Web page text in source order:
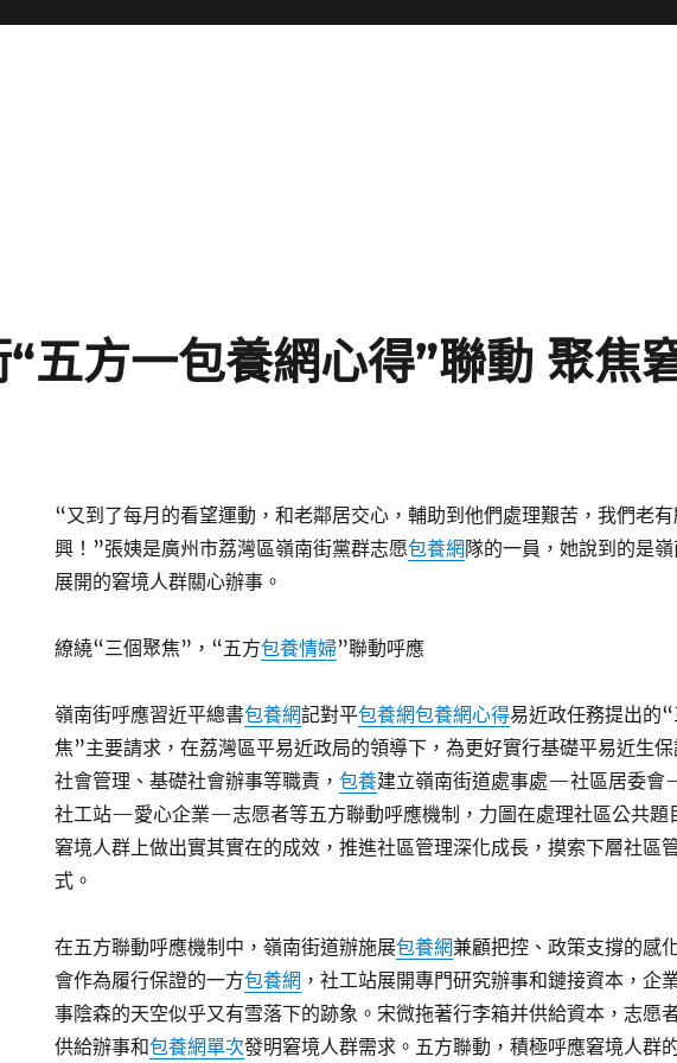
五方一包養網心得”聯動 聚焦
“又到了每月的看望運動，和老鄰居交心，輔助到他們處理艱苦，我們老
興！”張姨是廣州市荔灣區嶺南街黨群志愿包養網 隊的一員，她說到的是
展開的窘境人群關心辦事。
繚繞“三個聚焦”，“五方包養情婦”聯動呼應
嶺南街呼應習近平總書包養網記對平包養網包養網心得易近政任務提出的
焦”主要請求，在荔灣區平易近政局的領導下，為更好實行基礎平易近生
社會管理、基礎社會辦事等職責，包養建立嶺南街道處事處—社區居委
社工站—愛心企業—志愿者等五方聯動呼應機制，力圖在處理社區公共題
窘境人群上做出實其實在的成效，推進社區管理深化成長，摸索下層社區
式。
在五方聯動呼應機制中，嶺南街道辦施展包養網兼顧把控、政策支撐的感
會作為履行保證的一方包養網 ，社工站展開專門研究辦事和鏈接資本，企
事陰森的天空似乎又有雪落下的跡象。宋微拖著行李箱并供給資本，志愿
供給辦事和包養網單次發明窘境人群需求。五方聯動，積極呼應窘境人群